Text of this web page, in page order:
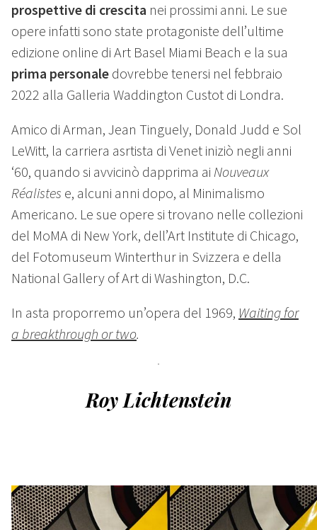
prospettive di crescita nei prossimi anni. Le sue
opere infatti sono state protagoniste dell’ultime
edizione online di Art Basel Miami Beach e la sua
prima personale dovrebbe tenersi nel febbraio
2022 alla Galleria Waddington Custot di Londra.
Amico di Arman, Jean Tinguely, Donald Judd e Sol
LeWitt, la carriera asrtista di Venet iniziò negli anni
‘60, quando si avvicinò dapprima ai Nouveaux
Réalistes e, alcuni anni dopo, al Minimalismo
Americano. Le sue opere si trovano nelle collezioni
del MoMA di New York, dell’Art Institute di Chicago,
del Fotomuseum Winterthur in Svizzera e della
National Gallery of Art di Washington, D.C.
In asta proporremo un’opera del 1969, Waiting for
a breakthrough or two.
Roy Lichtenstein